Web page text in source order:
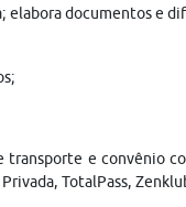
elabora documentos e
e convênio
TotalPass,